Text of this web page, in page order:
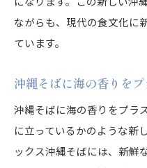
ながらも、現代の食文化に
ています。
沖縄そばに海の香りを
沖縄そばに海の香りをプラ
に立っているかのような新
ックス沖縄そばには、新鮮